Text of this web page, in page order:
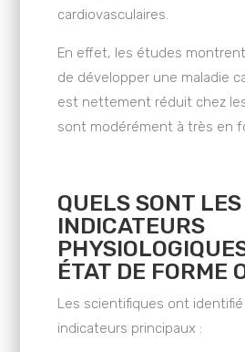
cardiovasculaires.
En effet, les études
de développer une maladie
est nettement réduit chez
sont modérément à très en
QUELS SONT LES
INDICATEURS
ÉTAT DE FORME
Les scientifiques ont
indicateurs principaux :